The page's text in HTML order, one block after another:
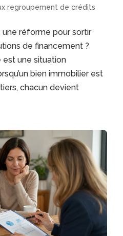
regroupement de crédits
une réforme pour sortir
de financement ?
est une situation
bien immobilier est
chacun devient